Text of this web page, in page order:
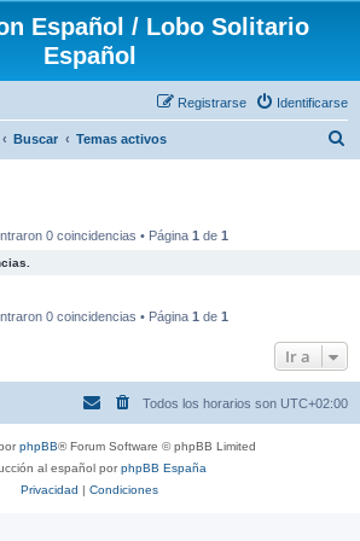
Español / Lobo Solitario
Español
Identificarse
Registrarse
Buscar Temas activos
0 coincidencias • Página 1 de 1
0 coincidencias • Página 1 de 1
Ir a
Todos los horarios son UTC+02:00
phpBB® Forum Software © phpBB Limited
al español porphpBB España
Privacidad | Condiciones